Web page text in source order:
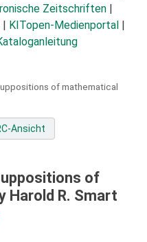
Zeitschriften
KITopen-Medienportal
of mathematical
Ansicht
of
Harold R. Smart